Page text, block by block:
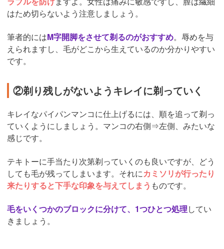
はため切らないよう注意しましょう。
筆者的にはM字開脚をさせて剃るのがおすすめ。辱めを与
えられますし、毛がどこから生えているのか分かりやすい
です。
②剃り残しがないようキレイに剃っていく
キレイなパイパンマンコに仕上げるには、順を追って剃っ
ていくようにしましょう。マンコの右側⇒左側、みたいな
感じです。
テキトーに手当たり次第剃っていくのも良いですが、どう
しても毛が残ってしまいます。それにカミソリが行ったり
来たりすると下手な印象を与えてしまう ものです。
毛をいくつかのブロックに分けて、1つひとつ処理してい
きましょう。